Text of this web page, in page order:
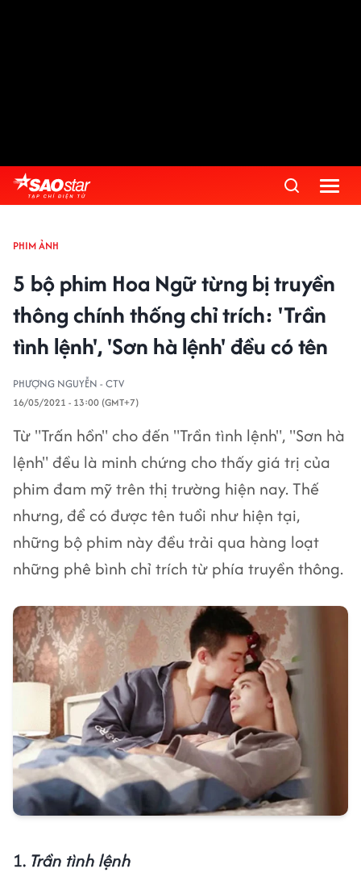
PHIM ẢNH
5 bộ phim Hoa Ngữ từng bị truyền
thông chính thống chỉ trích: 'Trần
tình lệnh', 'Sơn hà lệnh' đều có tên
PHƯỢNG NGUYỄN - CTV
16/05/2021 - 13:00 (GMT+7)
Từ "Trấn hồn" cho đến "Trần tình lệnh", "Sơn hà
lệnh" đều là minh chứng cho thấy giá trị của
phim đam mỹ trên thị trường hiện nay. Thế
nhưng, để có được tên tuổi như hiện tại,
những bộ phim này đều trải qua hàng loạt
những phê bình chỉ trích từ phía truyền thông.
1. Trần tình lệnh